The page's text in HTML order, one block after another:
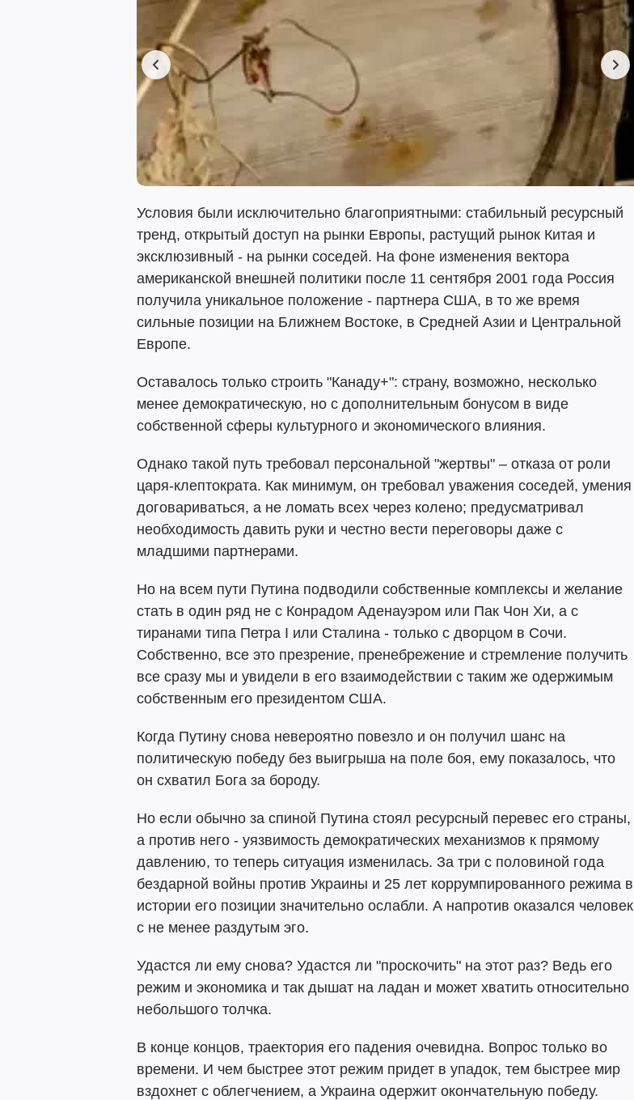
Условия были исключительно благоприятными: стабильный ресурсный
тренд, открытый доступ на рынки Европы, растущий рынок Китая и
эксклюзивный - на рынки соседей. На фоне изменения вектора
американской внешней политики после 11 сентября 2001 года Россия
получила уникальное положение - партнера США, в то же время
сильные позиции на Ближнем Востоке, в Средней Азии и Центральной
Европе.
Оставалось только строить "Канаду+": страну, возможно, несколько
менее демократическую, но с дополнительным бонусом в виде
собственной сферы культурного и экономического влияния.
Однако такой путь требовал персональной "жертвы" – отказа от роли
царя-клептократа. Как минимум, он требовал уважения соседей, умения
договариваться, а не ломать всех через колено; предусматривал
необходимость давить руки и честно вести переговоры даже с
младшими партнерами.
Но на всем пути Путина подводили собственные комплексы и желание
стать в один ряд не с Конрадом Аденауэром или Пак Чон Хи, а с
тиранами типа Петра I или Сталина - только с дворцом в Сочи.
Собственно, все это презрение, пренебрежение и стремление получить
все сразу мы и увидели в его взаимодействии с таким же одержимым
собственным его президентом США.
Когда Путину снова невероятно повезло и он получил шанс на
политическую победу без выигрыша на поле боя, ему показалось, что
он схватил Бога за бороду.
Но если обычно за спиной Путина стоял ресурсный перевес его страны,
а против него - уязвимость демократических механизмов к прямому
давлению, то теперь ситуация изменилась. За три с половиной года
бездарной войны против Украины и 25 лет коррумпированного режима в
истории его позиции значительно ослабли. А напротив оказался человек
с не менее раздутым эго.
Удастся ли ему снова? Удастся ли "проскочить" на этот раз? Ведь его
режим и экономика и так дышат на ладан и может хватить относительно
небольшого толчка.
В конце концов, траектория его падения очевидна. Вопрос только во
времени. И чем быстрее этот режим придет в упадок, тем быстрее мир
вздохнет с облегчением, а Украина одержит окончательную победу.